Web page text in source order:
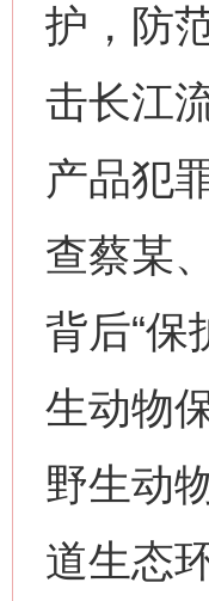
护，防
击长江
产品犯
查蔡某
背后“保
生动物
野生动
道生态